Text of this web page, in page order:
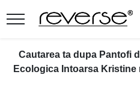
Cautarea ta dupa Pantofi
Ecologica Intoarsa